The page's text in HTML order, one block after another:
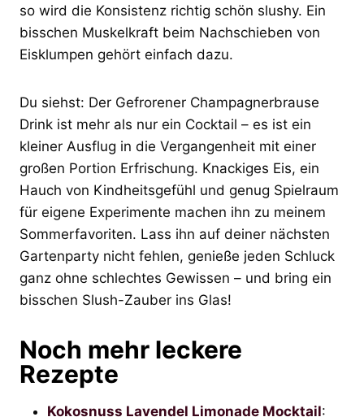
so wird die Konsistenz richtig schön slushy. Ein
bisschen Muskelkraft beim Nachschieben von
Eisklumpen gehört einfach dazu.
Du siehst: Der Gefrorener Champagnerbrause
Drink ist mehr als nur ein Cocktail – es ist ein
kleiner Ausflug in die Vergangenheit mit einer
großen Portion Erfrischung. Knackiges Eis, ein
Hauch von Kindheitsgefühl und genug Spielraum
für eigene Experimente machen ihn zu meinem
Sommerfavoriten. Lass ihn auf deiner nächsten
Gartenparty nicht fehlen, genieße jeden Schluck
ganz ohne schlechtes Gewissen – und bring ein
bisschen Slush-Zauber ins Glas!
Noch mehr leckere
Rezepte
Kokosnuss Lavendel Limonade Mocktail: